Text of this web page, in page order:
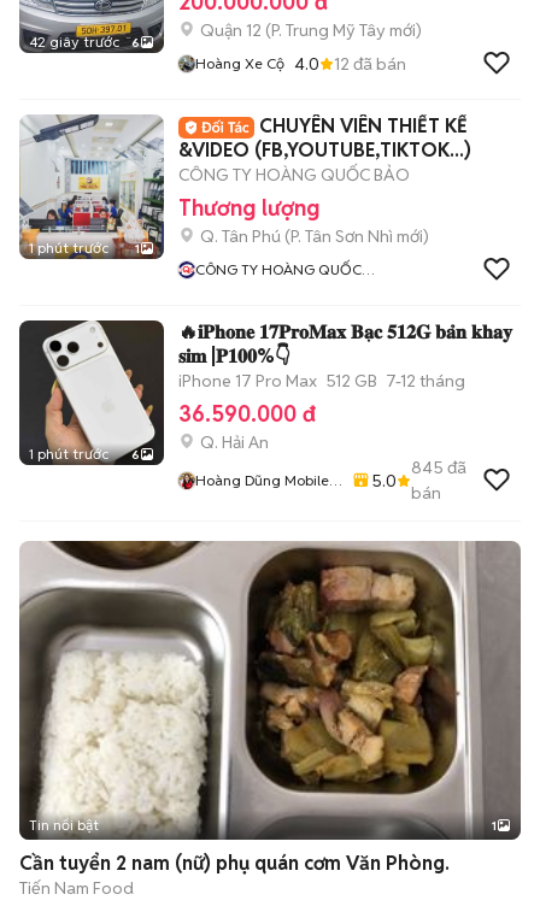
42 giây trước 6
Quận 12 (P. Trung Mỹ Tây mới)
Hoàng Xe Cộ 4.0 12 đã bán
1 phút trước 1
CHUYÊN VIÊN THIẾT KẾ
&VIDEO (FB,YOUTUBE,TIKTOK...)
CÔNG TY HOÀNG QUỐC BẢO
Thương lượng
Q. Tân Phú (P. Tân Sơn Nhì mới)
CÔNG TY HOÀNG QUỐC
1 phút trước 6
🔥𝐢𝐏𝐡𝐨𝐧𝐞 𝟏𝟕𝐏𝐫𝐨𝐌𝐚𝐱 𝐁𝐚̣𝐜 𝟓𝟏𝟐𝐆 𝐛𝐚̉𝐧 𝐤𝐡𝐚𝐲
𝐬𝐢𝐦 |𝐏𝟏𝟎𝟎%👇
iPhone 17 Pro Max 512 GB 7-12 tháng
36.590.000 đ
Q. Hải An
Hoàng Dũng Mobile
5.0
845 đã
bán
Tin nổi bật 1
Cần tuyển 2 nam (nữ) phụ quán cơm Văn Phòng.
Tiến Nam Food